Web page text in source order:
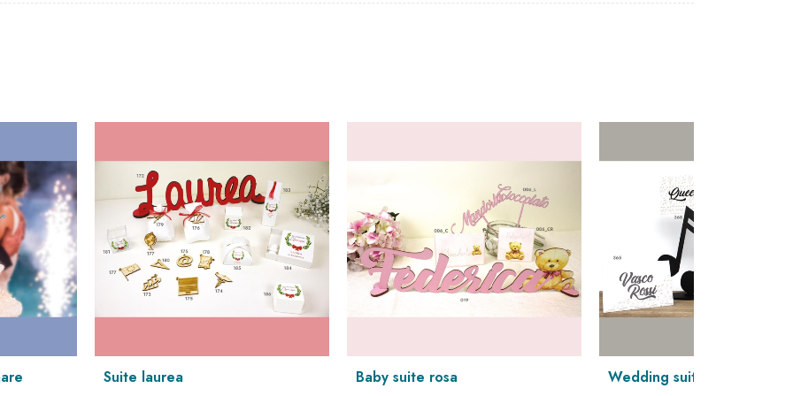
con nome invitato – 10,5X 4cm
nome invitato – 8 cm
–24 euro
cm piegato
cm
– 18 cm di altezza
+ base legno + stampa UV – Ø 13 cm
UV– 3,60 euro minimo 10 pezzi
wedding suite tema musica